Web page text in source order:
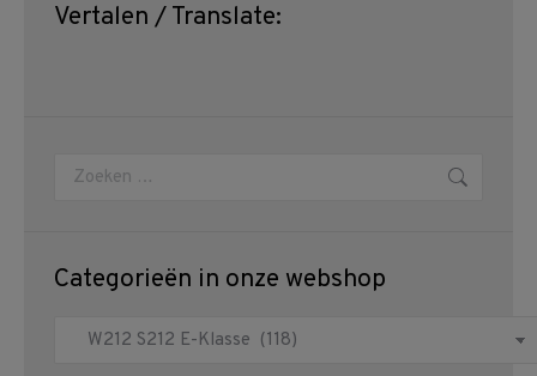
Vertalen / Translate:
Zoeken:
Categorieën in onze webshop